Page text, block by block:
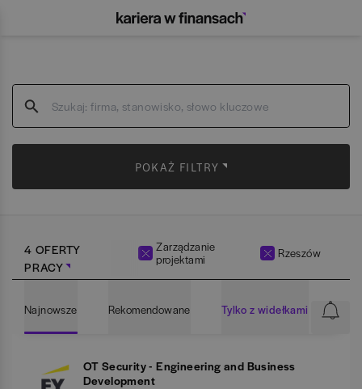
POKAŻ FILTRY
4 OFERTY
PRACY
Zarządzanie
projektami
Rzeszów
Najnowsze Rekomendowane Tylko z widełkami
OT Security - Engineering and Business
Development